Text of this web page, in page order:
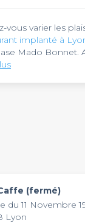
vous varier les
implanté à
Mado Bonnet.
l'arrêt Mairie du 8
installer sur lade
(fermé)
du 11 Novembre
Lyon